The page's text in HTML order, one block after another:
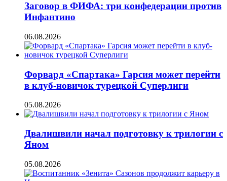
Заговор в ФИФА: три конфедерации против
Инфантино
06.08.2026
Форвард «Спартака» Гарсия может перейти
в клуб-новичок турецкой Суперлиги
05.08.2026
Двалишвили начал подготовку к трилогии с
Яном
05.08.2026